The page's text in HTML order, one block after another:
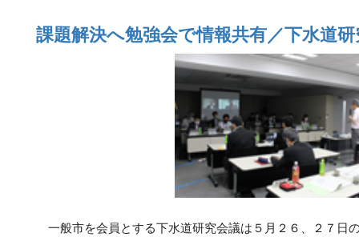
課題解決へ勉強会で情報共有／下水道
一般市を会員とする下水道研究会議は５月２６、２７日